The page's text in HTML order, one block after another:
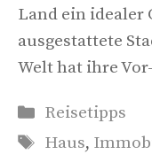
Land ein idealer
ausgestattete
Welt hat ihre
Kategorien
Reisetipps
Schlagwörter
Haus,